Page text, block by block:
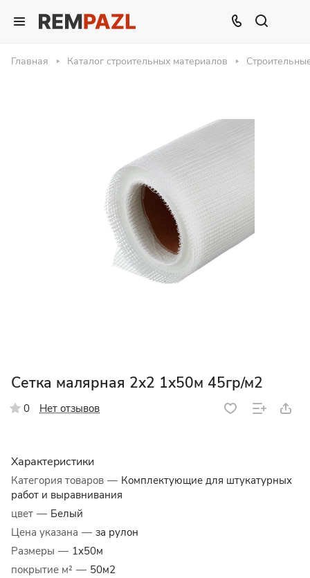
Главная Каталог строительных материалов
Сетка малярная 2х2 1х50м 45гр/м2
0 Нет отзывов
Характеристики
Категория товаров — Комплектующие для штукатурных
работ и выравнивания
цвет — Белый
Цена указана — за рулон
Размеры — 1х50м
покрытие м² — 50м2